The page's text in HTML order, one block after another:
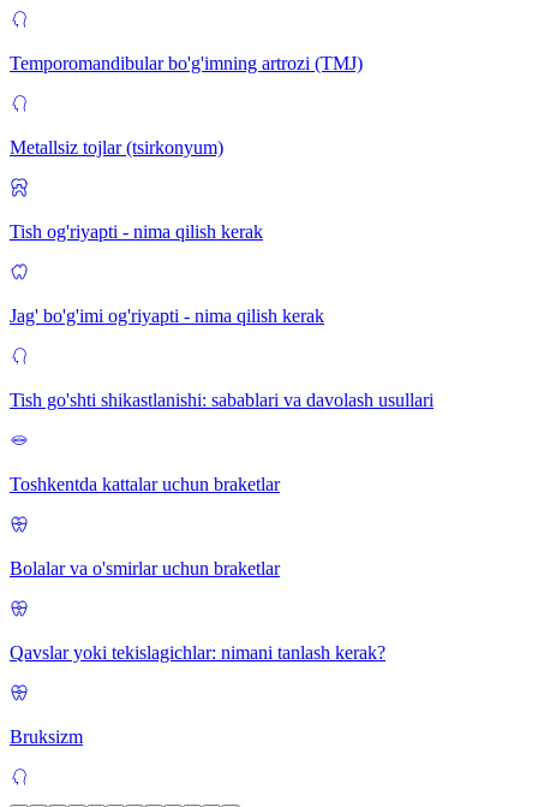
Temporomandibular bo'g'imning artrozi (TMJ)
Metallsiz tojlar (tsirkonyum)
Tish og'riyapti - nima qilish kerak
Jag' bo'g'imi og'riyapti - nima qilish kerak
Tish go'shti shikastlanishi: sabablari va davolash usullari
Toshkentda kattalar uchun braketlar
Bolalar va o'smirlar uchun braketlar
Qavslar yoki tekislagichlar: nimani tanlash kerak?
Bruksizm